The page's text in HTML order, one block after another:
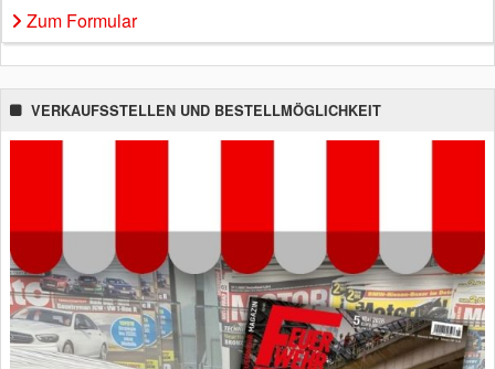
Zum Formular
VERKAUFSSTELLEN UND BESTELLMÖGLICHKEIT